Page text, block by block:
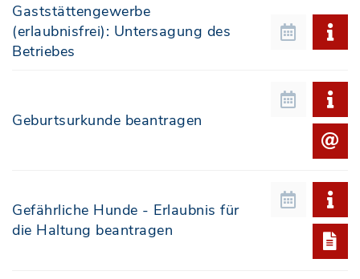
Gaststättengewerbe
(erlaubnisfrei): Untersagung des
Betriebes
Geburtsurkunde beantragen
Gefährliche Hunde - Erlaubnis für
die Haltung beantragen